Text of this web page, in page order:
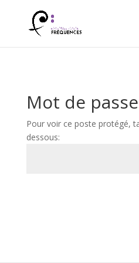
Mot de
Pour voir ce poste protégé,
dessous: